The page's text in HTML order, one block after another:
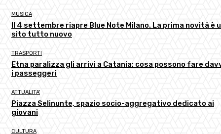
MUSICA
Il 4 settembre riapre Blue Note Milano. La prima novità è
sito tutto nuovo
TRASPORTI
Etna paralizza gli arrivi a Catania: cosa possono fare
i passeggeri
ATTUALITA'
Piazza Selinunte, spazio socio-aggregativo dedicato ai
giovani
CULTURA